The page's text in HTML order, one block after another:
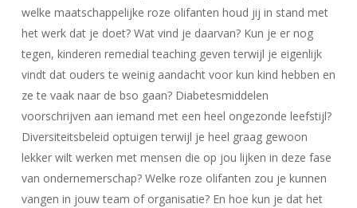
welke maatschappelijke roze olifanten houd jij in stand met
het werk dat je doet? Wat vind je daarvan? Kun je er nog
tegen, kinderen remedial teaching geven terwijl je eigenlijk
vindt dat ouders te weinig aandacht voor kun kind hebben en
ze te vaak naar de bso gaan? Diabetesmiddelen
voorschrijven aan iemand met een heel ongezonde leefstijl?
Diversiteitsbeleid optuigen terwijl je heel graag gewoon
lekker wilt werken met mensen die op jou lijken in deze fase
van ondernemerschap? Welke roze olifanten zou je kunnen
vangen in jouw team of organisatie? En hoe kun je dat het